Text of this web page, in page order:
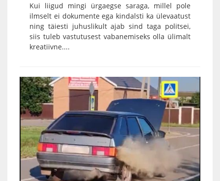
Kui liigud mingi ürgaegse saraga, millel pole
ilmselt ei dokumente ega kindalsti ka ülevaatust
ning täiesti juhuslikult ajab sind taga politsei,
siis tuleb vastutusest vabanemiseks olla ülimalt
kreatiivne....